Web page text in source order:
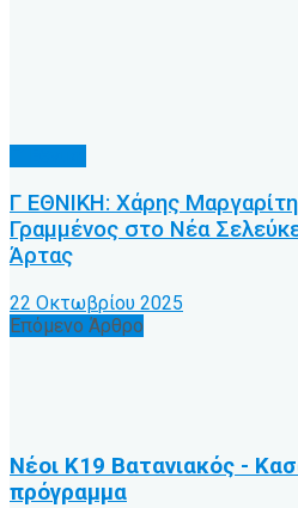
Γ ΕΘΝΙΚΗ: Χάρης
Γραμμένος στο Νέα
Άρτας
22 Οκτωβρίου 2025
Επόμενο Άρθρο
Νέοι Κ19 Βατανιακός -
πρόγραμμα